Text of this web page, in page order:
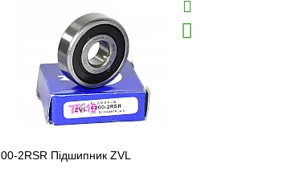
2RSR Підшипник ZVL